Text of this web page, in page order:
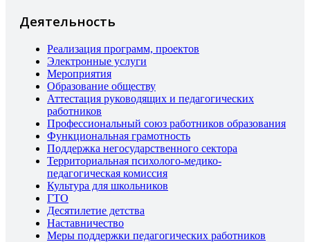
Деятельность
Реализация программ, проектов
Электронные услуги
Мероприятия
Образование обществу
Аттестация руководящих и педагогических
работников
Профессиональный союз работников образования
Функциональная грамотность
Поддержка негосударственного сектора
Территориальная психолого-медико-
педагогическая комиссия
Культура для школьников
ГТО
Десятилетие детства
Наставничество
Меры поддержки педагогических работников